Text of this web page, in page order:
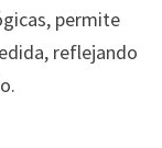
permite
reflejando